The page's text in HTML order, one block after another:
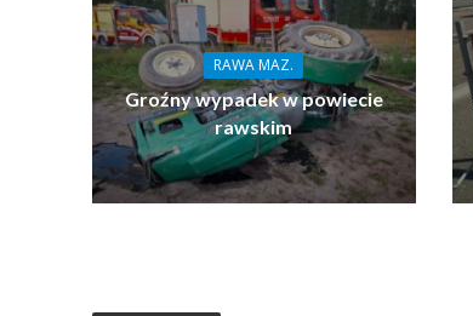
RAWA MAZ.
Groźny wypadek w powiecie
rawskim